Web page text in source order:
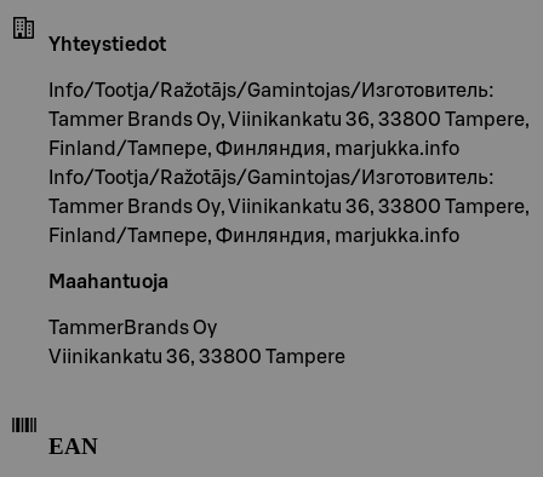
Yhteystiedot
Info/Tootja/Ražotājs/Gamintojas/Изготовитель:
Tammer Brands Oy, Viinikankatu 36, 33800 Tampere,
Finland/Тампере, Финляндия, marjukka.info
Info/Tootja/Ražotājs/Gamintojas/Изготовитель:
Tammer Brands Oy, Viinikankatu 36, 33800 Tampere,
Finland/Тампере, Финляндия, marjukka.info
Maahantuoja
TammerBrands Oy
Viinikankatu 36, 33800 Tampere
EAN